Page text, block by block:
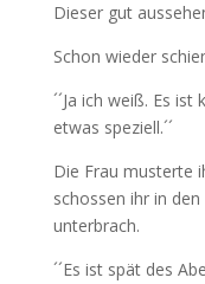
Dieser gut
Schon wieder
´´Ja ich weiß. Es
etwas speziell.´´
Die Frau musterte
schossen ihr in
unterbrach.
´´Es ist spät des